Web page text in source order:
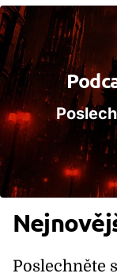
Poslechněte